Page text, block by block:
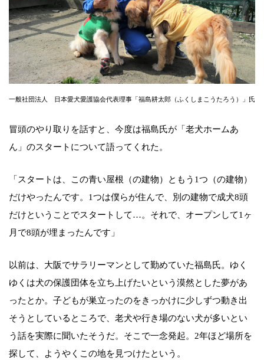
一般社団法人 日本愛犬愛護協会代表理事「福島耕太郎（ふくしまこうたろう）」氏
冒頭のやり取りを話すと、今度は福島氏が「老犬ホームあ
ん」のスタートについて語ってくれた。
「スタートは、この青い屋根（の建物）ともう1つ（の建物）
だけやったんです。1つは僕らが住んで、別の建物で成犬8頭
だけということでスタートして…。それで、オープンして1ヶ
月で8頭が埋まったんです」
以前は、大阪でサラリーマンとして勤めていた福島氏。ゆく
ゆくは犬の保護団体を立ち上げたいという漠然とした夢があ
ったとか。子どもが巣立ったのをきっかけに少しずつ動き出
そうとしているところで、老犬や行き場のない犬が多いとい
う話を実際に聞いたそうだ。そこで一念発起。2年ほど場所を
探して、ようやくこの地を見つけたという。